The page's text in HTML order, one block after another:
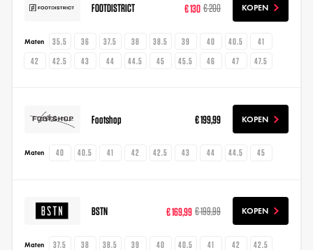
FOOTDISTRICT € 130 € 200 KOPEN
Maten 35.5 36 37.5 38 38.5 39 40 40.5
41
42
42.5 43 44 44.5 45 45.5 46 47 47.5
Footshop € 199,99 KOPEN
Maten 40 40.5 41 42 42.5 43 44 44.5 45
BSTN € 169,99 € 199,99 KOPEN
Maten 37.5 38 38.5 39 40 40.5 41 42
42.5